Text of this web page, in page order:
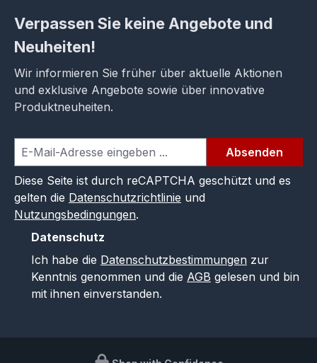
Verpassen Sie keine Angebote und
Neuheiten!
Wir informieren Sie früher über aktuelle Aktionen
und exklusive Angebote sowie über innovative
Produktneuheiten.
Absenden
Diese Seite ist durch reCAPTCHA geschützt und es
gelten die Datenschutzrichtlinie und
Nutzungsbedingungen.
Datenschutz
Ich habe die Datenschutzbestimmungen zur
Kenntnis genommen und die AGB gelesen und bin
mit ihnen einverstanden.